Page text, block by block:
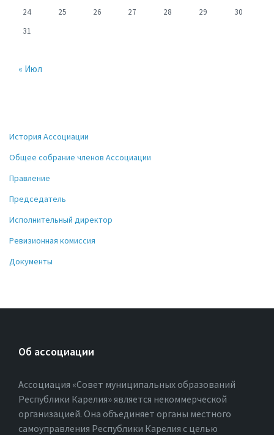
24
25 26 27 28 29
30
31
« Июл
История Ассоциации
Общее собрание членов Ассоциации
Правление
Председатель
Исполнительный директор
Ревизионная комиссия
Документы
Об ассоциации
Ассоциация «Совет муниципальных образований
Республики Карелия» является некоммерческой
организацией. Она объединяет органы местного
самоуправления Республики Карелия с целью